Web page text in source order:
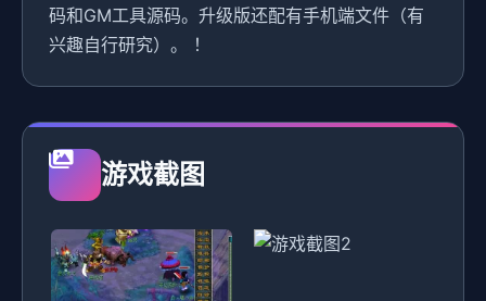
码和GM工具源码。升级版还配有手机端文件（有
兴趣自行研究）。 ！
游戏截图